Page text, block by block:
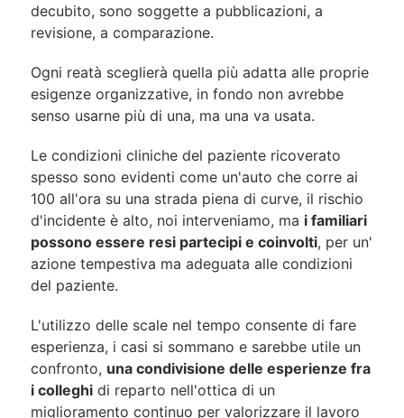
decubito, sono soggette a pubblicazioni, a
revisione, a comparazione.
Ogni reatà sceglierà quella più adatta alle proprie
esigenze organizzative, in fondo non avrebbe
senso usarne più di una, ma una va usata.
Le condizioni cliniche del paziente ricoverato
spesso sono evidenti come un'auto che corre ai
100 all'ora su una strada piena di curve, il rischio
d'incidente è alto, noi interveniamo, ma i familiari
possono essere resi partecipi e coinvolti, per un'
azione tempestiva ma adeguata alle condizioni
del paziente.
L'utilizzo delle scale nel tempo consente di fare
esperienza, i casi si sommano e sarebbe utile un
confronto, una condivisione delle esperienze fra
i colleghi di reparto nell'ottica di un
miglioramento continuo per valorizzare il lavoro